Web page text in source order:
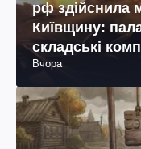
рф здійснила
Київщину:
складські
поранених
Вчора